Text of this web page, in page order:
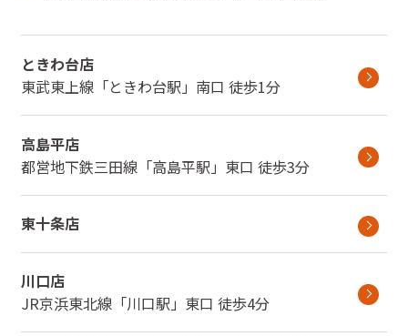
ときわ台店
東武東上線「ときわ台駅 」 南口 徒歩1分
高島平店
都営地下鉄三田線「高島平駅 」 東口 徒歩3分
東十条店
川口店
JR京浜東北線「川口駅」 東口 徒歩4分